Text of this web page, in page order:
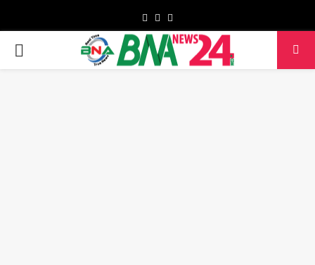
Facebook
Twitter
PRIMARY